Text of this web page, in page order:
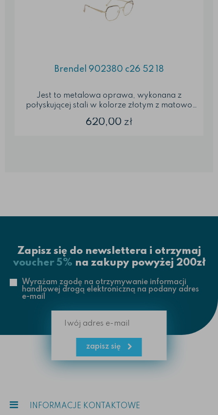
Brendel 902380 c26 52 18
Jest to metalowa oprawa, wykonana z
połyskującej stali w kolorze złotym z matowo
zewnętrznych krawędziach soczewek dodano
620,00 zł
Zapisz się do newslettera i otrzymaj
voucher 5% na zakupy powyżej 200zł
Wyrażam zgodę na otrzymywanie informacji
handlowej drogą elektroniczną na podany adres
e-mail
zapisz się
INFORMACJE KONTAKTOWE